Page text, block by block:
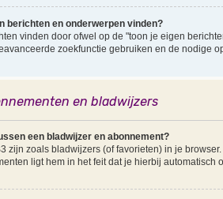
berichten en onderwerpen vinden?
vinden door ofwel op de "toon je eigen
zoekfunctie gebruiken en de nodige
en bladwijzers
een bladwijzer en abonnement?
zijn zoals bladwijzers (of favorieten) in je
ligt hem in het feit dat je hierbij